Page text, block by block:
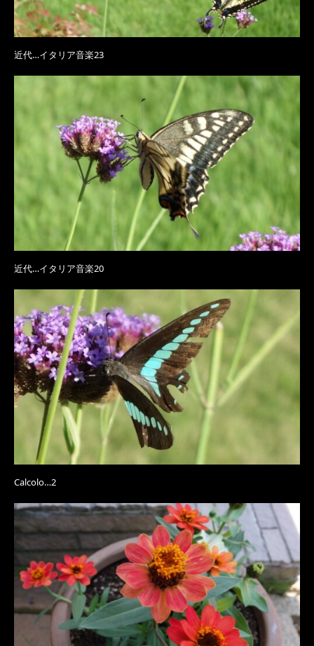
近代…イタリア音楽23
近代…イタリア音楽20
Calcolo…2